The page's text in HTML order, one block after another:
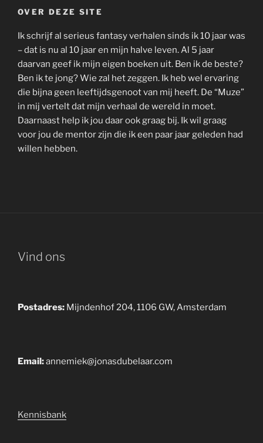
OVER DEZE SITE
Ik schrijf al serieus fantasy verhalen sinds ik 10 jaar was
– dat is nu al 10 jaar en mijn halve leven. Al 5 jaar
daarvan geef ik mijn eigen boeken uit. Ben ik de beste?
Ben ik te jong? Wie zal het zeggen. Ik heb wel ervaring
die bijna geen leeftijdsgenoot van mij heeft. De “Muze”
in mij vertelt dat mijn verhaal de wereld in moet.
Daarnaast help ik jou daar ook graag bij. Ik wil graag
voor jou de mentor zijn die ik een paar jaar geleden had
willen hebben.
Vind ons
Postadres: Mijndenhof 204, 1106 GW, Amsterdam
Email:annemiek@jonasdubelaar.com
Kennisbank